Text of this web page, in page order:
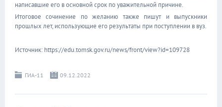
написавшие его в основной срок по уважительной причине.
Итоговое сочинение по желанию также пишут и выпускники
прошлых лет, использующие его результаты при поступлении в вуз.
Источник: https://edu.tomsk.gov.ru/news/front/view?id=109728
ГИА-11 09.12.2022